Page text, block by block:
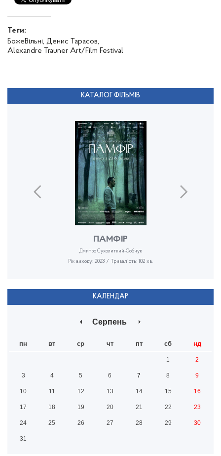
Теги:
БожеВільні, Денис Тарасов,
Alexandre Trauner Art/Film Festival
КАТАЛОГ ФІЛЬМІВ
ПАМФІР
Дмитро Сухолиткий-Собчук
Рік виходу: 2023 / Тривалість: 102 хв.
КАЛЕНДАР
Серпень
пн вт ср чт пт сб нд
1 2
3 4 5 6 7 8 9
10 11 12 13 14 15 16
17 18 19 20 21 22 23
24 25 26 27 28 29 30
31